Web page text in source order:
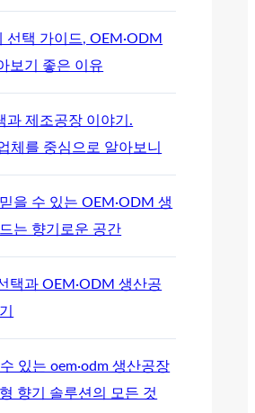
선택 가이드, OEM·ODM
보기 좋은 이유
과 제조공장 이야기.
체를 중심으로 알아보니
을 수 있는 OEM·ODM 생
는 향기로운 공간
택과 OEM·ODM 생산공
있는 oem·odm 생산공장
향기 솔루션의 모든 것